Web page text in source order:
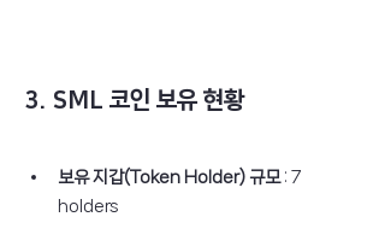
3. SML 코인 보유 현황
보유 지갑(Token Holder) 규모 : 7
holders